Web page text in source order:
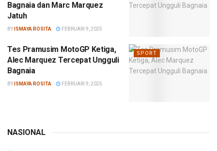
Bagnaia dan Marc Marquez
Jatuh
BY ISMAYA ROSITA FEBRUARI 9, 2025
SPORT
Tes Pramusim MotoGP Ketiga,
Alec Marquez Tercepat Ungguli
Bagnaia
BY ISMAYA ROSITA FEBRUARI 9, 2025
NASIONAL